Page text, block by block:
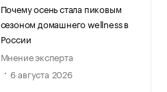
Почему осень стала пиковым
сезоном домашнего wellness в
России
Мнение эксперта
6 августа 2026